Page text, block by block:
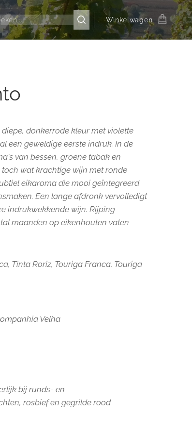
Winkelwagen
donkerrode kleur met violette
een geweldige eerste indruk. In de
van bessen, groene tabak en
toch wat krachtige wijn met ronde
eikaroma die mooi geïntegreerd
Een lange afdronk vervolledigt
indrukwekkende wijn. Rijping
maanden op eikenhouten vaten
Tinta Roriz, Touriga Franca, Touriga
Velha
bij runds- en
rosbief en gegrilde rood